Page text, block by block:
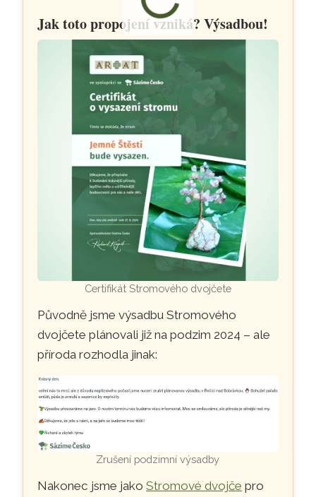
Jak toto propojení vzniká? Výsadbou!
Certifikát Stromového dvojčete
Původně jsme výsadbu Stromového
dvojčete plánovali již na podzim 2024 – ale
příroda rozhodla jinak:
Zrušení podzimní výsadby
Nakonec jsme jakoStromové dvojče pro